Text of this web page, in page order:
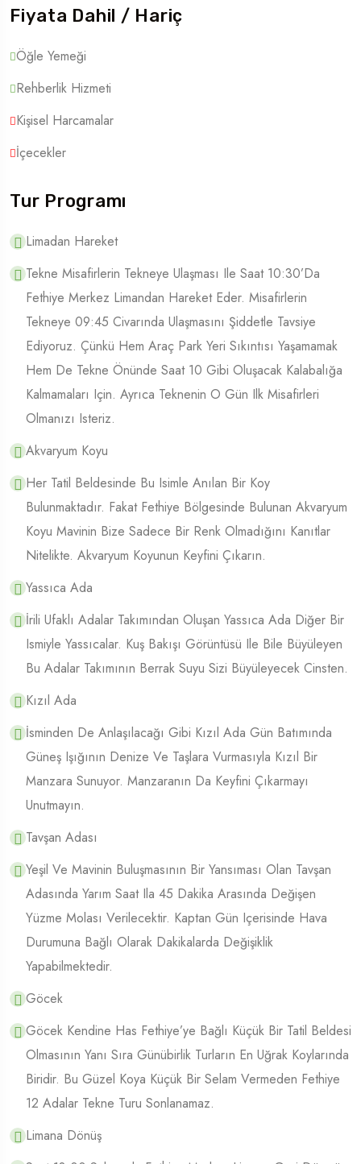
Fiyata Dahil / Hariç
Öğle Yemeği
Rehberlik Hizmeti
Kişisel Harcamalar
İçecekler
Tur Programı
Limadan Hareket
Tekne Misafirlerin Tekneye Ulaşması Ile Saat 10:30’da
Fethiye Merkez Limandan Hareket Eder. Misafirlerin
Tekneye 09:45 Civarında Ulaşmasını Şiddetle Tavsiye
Ediyoruz. Çünkü Hem Araç Park Yeri Sıkıntısı Yaşamamak
Hem De Tekne Önünde Saat 10 Gibi Oluşacak Kalabalığa
Kalmamaları Için. Ayrıca Teknenin O Gün Ilk Misafirleri
Olmanızı Isteriz.
Akvaryum Koyu
Her Tatil Beldesinde Bu Isimle Anılan Bir Koy
Bulunmaktadır. Fakat Fethiye Bölgesinde Bulunan Akvaryum
Koyu Mavinin Bize Sadece Bir Renk Olmadığını Kanıtlar
Nitelikte. Akvaryum Koyunun Keyfini Çıkarın.
Yassıca Ada
İrili Ufaklı Adalar Takımından Oluşan Yassıca Ada Diğer Bir
Ismiyle Yassıcalar. Kuş Bakışı Görüntüsü Ile Bile Büyüleyen
Bu Adalar Takımının Berrak Suyu Sizi Büyüleyecek Cinsten.
Kızıl Ada
İsminden De Anlaşılacağı Gibi Kızıl Ada Gün Batımında
Güneş Işığının Denize Ve Taşlara Vurmasıyla Kızıl Bir
Manzara Sunuyor. Manzaranın Da Keyfini Çıkarmayı
Unutmayın.
Tavşan Adası
Yeşil Ve Mavinin Buluşmasının Bir Yansıması Olan Tavşan
Adasında Yarım Saat Ila 45 Dakika Arasında Değişen
Yüzme Molası Verilecektir. Kaptan Gün Içerisinde Hava
Durumuna Bağlı Olarak Dakikalarda Değişiklik
Yapabilmektedir.
Göcek
Göcek Kendine Has Fethiye’ye Bağlı Küçük Bir Tatil Beldesi
Olmasının Yanı Sıra Günübirlik Turların En Uğrak Koylarında
Biridir. Bu Güzel Koya Küçük Bir Selam Vermeden Fethiye
12 Adalar Tekne Turu Sonlanamaz.
Limana Dönüş